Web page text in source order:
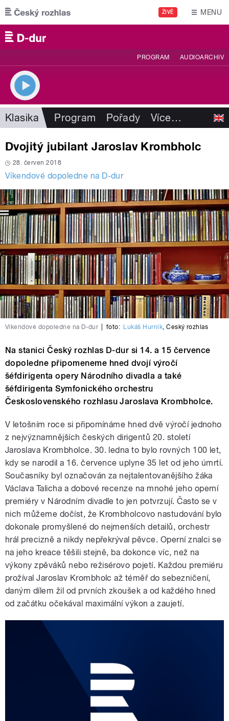
Přejít k hlavnímu obsahu
ŽIVĚ MENU
PROGRAM AUDIOARCHIV
Klasika Program Pořady Více…
Dvojitý jubilant Jaroslav Krombholc
28. červen 2018
Víkendové dopoledne na D-dur
Víkendové dopoledne na D-dur foto: Lukáš Hurník,Český rozhlas
Na stanici Český rozhlas D-dur si 14. a 15 července
dopoledne připomeneme hned dvojí výročí
šéfdirigenta opery Národního divadla a také
šéfdirigenta Symfonického orchestru
Československého rozhlasu Jaroslava Krombholce.
V letošním roce si připomínáme hned dvě výročí jednoho
z nejvýznamnějších českých dirigentů 20. století
Jaroslava Krombholce. 30. ledna to bylo rovných 100 let,
kdy se narodil a 16. července uplyne 35 let od jeho úmrtí.
Současníky byl označován za nejtalentovanějšího žáka
Václava Talicha a dobové recenze na mnohé jeho operní
premiéry v Národním divadle to jen potvrzují. Často se v
nich můžeme dočíst, že Krombholcovo nastudování bylo
dokonale promyšlené do nejmenších detailů, orchestr
hrál precizně a nikdy nepřekrýval pěvce. Operní znalci se
na jeho kreace těšili stejně, ba dokonce víc, než na
výkony zpěváků nebo režisérovo pojetí. Každou premiéru
prožíval Jaroslav Krombholc až téměř do sebezničení,
daným dílem žil od prvních zkoušek a od každého hned
od začátku očekával maximální výkon a zaujetí.